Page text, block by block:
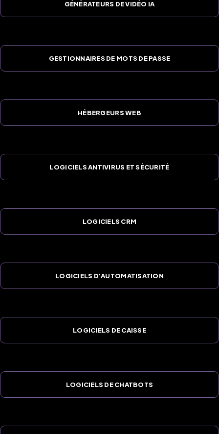
GÉNÉRATEURS DE VIDÉO IA
GESTIONNAIRES DE MOTS DE PASSE
HÉBERGEURS WEB
LOGICIELS ANTIVIRUS ET SÉCURITÉ
LOGICIELS CRM
LOGICIELS D'AUTOMATISATION
LOGICIELS DE CAISSE
LOGICIELS DE CHATBOTS